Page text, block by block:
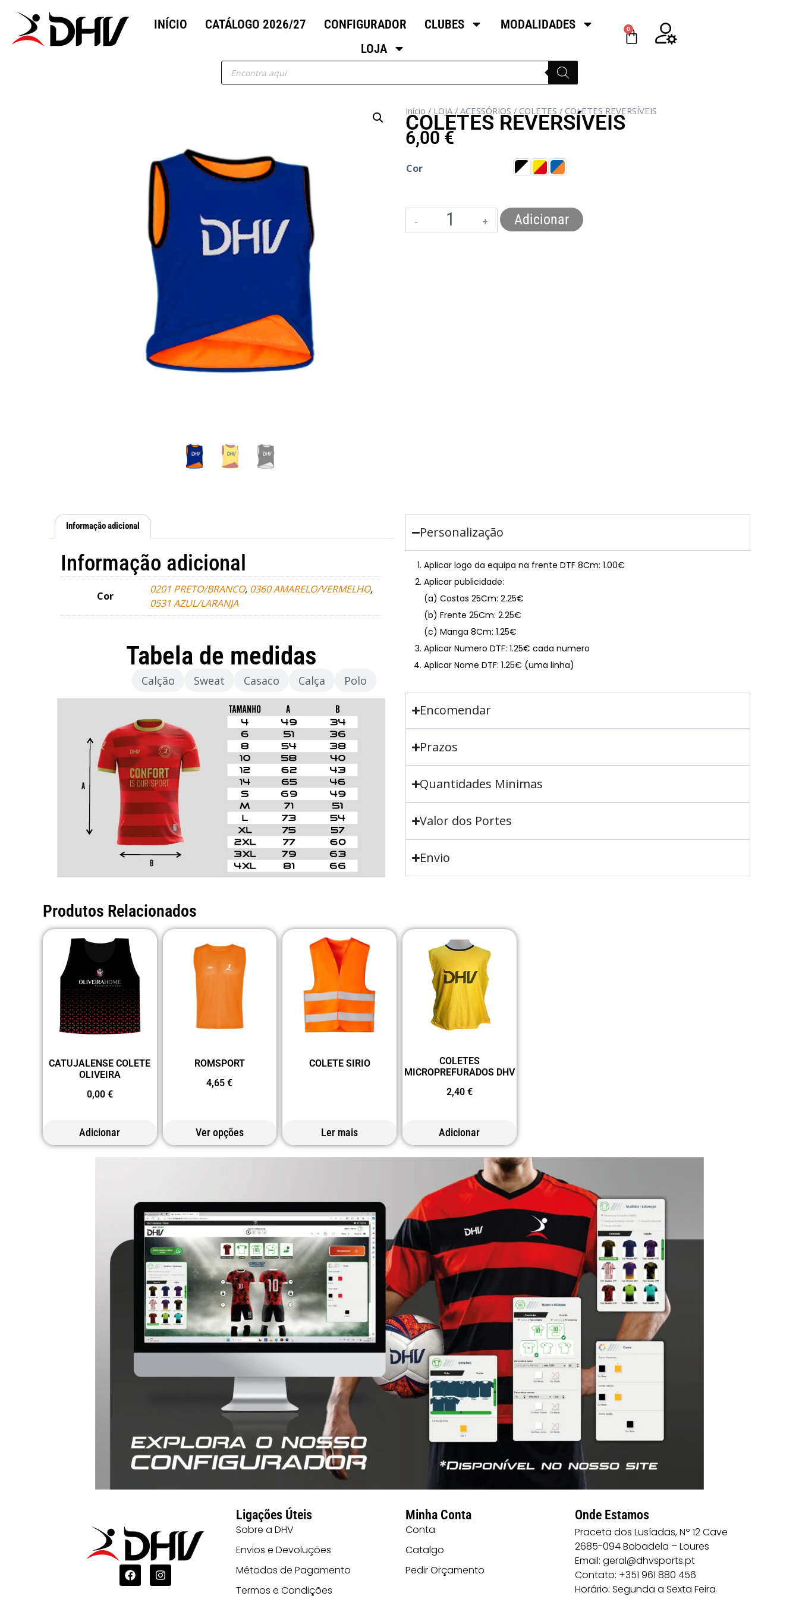
INÍCIO CATÁLOGO 2026/27 CONFIGURADOR CLUBES
MODALIDADES
LOJA
0
Início / LOJA / ACESSÓRIOS / COLETES / COLETES REVERSÍVEIS
COLETES REVERSÍVEIS
6,00 €
Cor
Adicionar
Informação adicional
Informação adicional
Cor
0201 PRETO/BRANCO, 0360 AMARELO/VERMELHO,
0531 AZUL/LARANJA
Tabela de medidas
Calção Sweat Casaco Calça Polo
Personalização
Aplicar logo da equipa na frente DTF 8Cm: 1.00€
Aplicar publicidade:
(a) Costas 25Cm: 2.25€
(b) Frente 25Cm: 2.25€
(c) Manga 8Cm: 1.25€
Aplicar Numero DTF: 1.25€ cada numero
Aplicar Nome DTF: 1.25€ (uma linha)
Encomendar
Prazos
Quantidades Minimas
Valor dos Portes
Envio
Produtos Relacionados
CATUJALENSE COLETE
OLIVEIRA
0,00 €
Adicionar
ROMSPORT
4,65€
Ver opções
COLETE SIRIO
Ler mais
COLETES
MICROPREFURADOS DHV
2,40 €
Adicionar
Ligações Úteis
Sobre a DHV
Envios e Devoluções
Métodos de Pagamento
Termos e Condições
Minha Conta
Conta
Catalgo
Pedir Orçamento
Onde Estamos
Praceta dos Lusíadas, Nº 12 Cave
2685-094 Bobadela – Loures
Email: geral@dhvsports.pt
Contato: +351 961 880 456
Horário: Segunda a Sexta Feira